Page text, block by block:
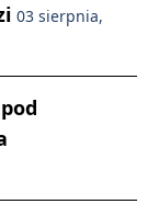
03 sierpnia,